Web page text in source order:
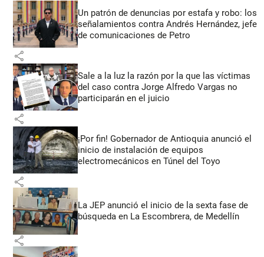
Un patrón de denuncias por estafa y robo: los
señalamientos contra Andrés Hernández, jefe
de comunicaciones de Petro
share
Sale a la luz la razón por la que las víctimas
del caso contra Jorge Alfredo Vargas no
participarán en el juicio
share
¡Por fin! Gobernador de Antioquia anunció el
inicio de instalación de equipos
electromecánicos en Túnel del Toyo
share
La JEP anunció el inicio de la sexta fase de
búsqueda en La Escombrera, de Medellín
share